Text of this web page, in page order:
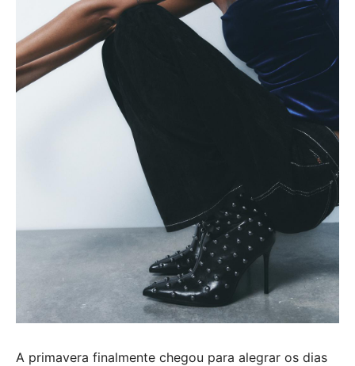
A primavera finalmente chegou para alegrar os dias